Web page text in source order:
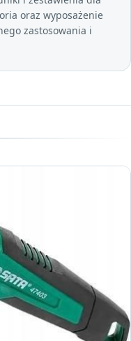
oraz wyposażenie
zastosowania i